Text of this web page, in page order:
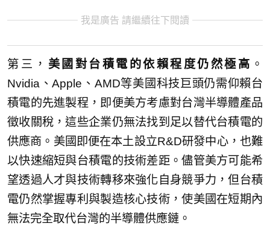
我是廣告 請繼續往下閱讀
第三， 美國對台積電的依賴程度仍然極高 。
Nvidia、Apple、AMD等美國科技巨頭仍需仰賴台
積電的先進製程，即便美方考慮對台灣半導體產品
徵收關稅，這些企業仍無法找到足以替代台積電的
供應商。美國即便在本土設立R&D研發中心，也難
以快速縮短與台積電的技術差距。儘管美方可能希
望透過人才與技術轉移來強化自身競爭力，但台積
電仍然掌握專利與製造核心技術，使美國在短期內
無法完全取代台灣的半導體供應鏈。